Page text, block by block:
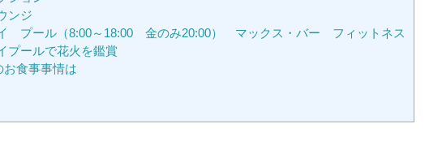
ンジ
プール（8:00～18:00 金のみ20:00） マックス・バー フィットネス
プールで花火を鑑賞
お食事事情は